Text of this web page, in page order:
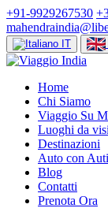
+91-9929267530
IT
Home
Chi Siamo
Viaggio Su
Luoghi da
Destinazioni
Auto con
Blog
Contatti
Prenota Ora